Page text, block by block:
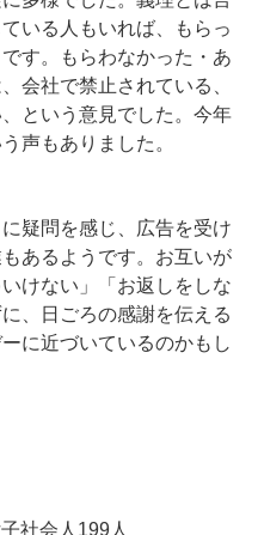
いる人もいれば、もらっ
す。もらわなかった・あ
会社で禁止されている、
という意見でした。今年
声もありました。
疑問を感じ、広告を受け
あるようです。お互いが
けない」「お返しをしな
、日ごろの感謝を伝える
に近づいているのかもし
社会人199人